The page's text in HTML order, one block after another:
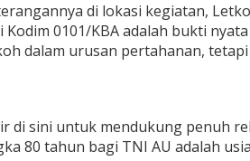
8
0
di lokasi kegiatan,
Kodim 0101/KBA adalah bukti
dalam urusan pertahanan,
di sini untuk mendukung penuh
80 tahun bagi TNI AU adalah